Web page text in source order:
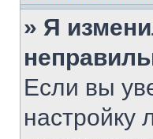
» Я
Если вы
настройку